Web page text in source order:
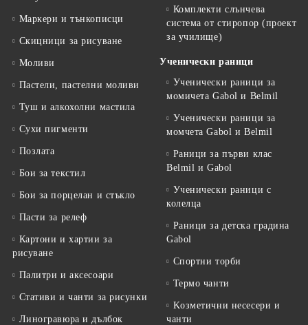
Маркери и тънкописци
Скицници за рисуване
Моливи
Пастели, пастелни моливи
Туш и алкохолни мастила
Сухи пигменти
Позлата
Бои за текстил
Бои за порцелан и стъкло
Пасти за релеф
Картони и хартии за
рисуване
Палитри и аксесоари
Стативи и чанти за рисунки
Линогравюра и дълбок
Комплекти слънчева
система от стиропор (проект
за училище)
Ученически раници
Ученически раници за
момичета Gabol и Belmil
Ученически раници за
момчета Gabol и Belmil
Раници за първи клас
Belmil и Gabol
Ученически раници с
колелца
Раници за детска градина
Gabol
Спортни торби
Термо чанти
Kозметични несесери и
чанти